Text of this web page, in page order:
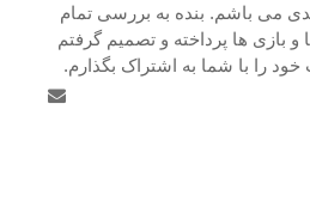
می باشم. بنده به بررسی تمام
بازی ها پرداخته و تصمیم گرفتم
خود را با شما به اشتراک بگذارم.